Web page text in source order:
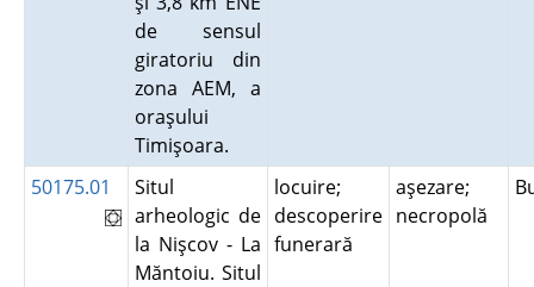
de sensul
giratoriu din
zona AEM, a
oraşului
Timişoara.
50175.01
Situl
arheologic de
la Nişcov - La
Măntoiu. Situl
locuire;
descoperire
funerară
aşezare;
necropolă